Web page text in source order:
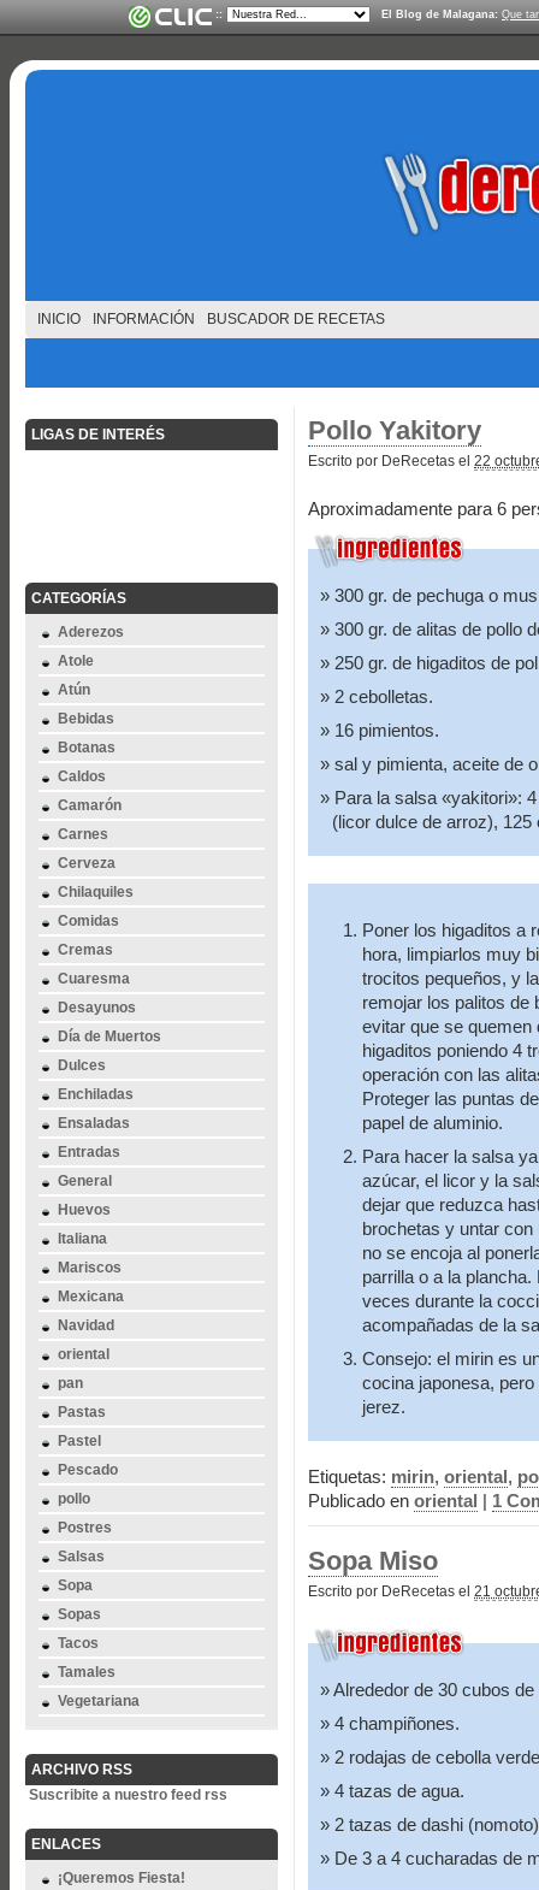
:: El Blog de Malagana: Que
INICIO INFORMACIÓN BUSCADOR DE RECETAS
LIGAS DE INTERÉS
CATEGORÍAS
Aderezos
Atole
Atún
Bebidas
Botanas
Caldos
Camarón
Carnes
Cerveza
Chilaquiles
Comidas
Cremas
Cuaresma
Desayunos
Día de Muertos
Dulces
Enchiladas
Ensaladas
Entradas
General
Huevos
Italiana
Mariscos
Mexicana
Navidad
oriental
pan
Pastas
Pastel
Pescado
pollo
Postres
Salsas
Sopa
Sopas
Tacos
Tamales
Vegetariana
ARCHIVO RSS
Suscribite a nuestro feed rss
ENLACES
¡Queremos Fiesta!
Pollo Yakitory
Escrito por DeRecetas el 22
Aproximadamente para 6
300 gr. de pechuga o
300 gr. de alitas de pollo
250 gr. de higaditos de
2 cebolletas.
16 pimientos.
sal y pimienta, aceite de
Para la salsa «yakitori»:
(licor dulce de arroz),
Poner los higaditos a
hora, limpiarlos muy
trocitos pequeños, y
remojar los palitos de
evitar que se quemen
higaditos poniendo 4
operación con las
Proteger las puntas
papel de aluminio.
Para hacer la salsa
azúcar, el licor y la
dejar que reduzca
brochetas y untar
no se encoja al
parrilla o a la
veces durante la
acompañadas de la
Consejo: el mirin es
cocina japonesa,
jerez.
Etiquetas: mirin, oriental,
Publicado en oriental | 1
Sopa Miso
Escrito por DeRecetas el 21
Alrededor de 30 cubos
4 champiñones.
2 rodajas de cebolla
4 tazas de agua.
2 tazas de dashi
De 3 a 4 cucharadas de